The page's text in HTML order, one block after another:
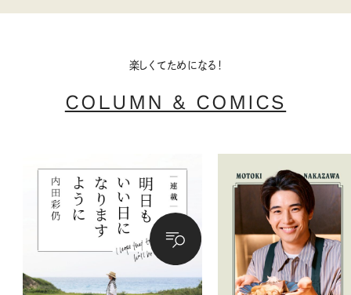
楽しくてためになる！
COLUMN & COMICS